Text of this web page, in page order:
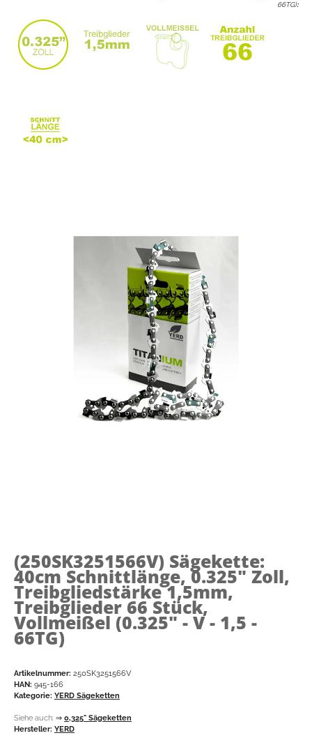
66TG):
(250SK3251566V) Sägekette:
40cm Schnittlänge, 0.325" Zoll,
Treibgliedstärke 1,5mm,
Treibglieder 66 Stück,
Vollmeißel (0.325" - V - 1,5 -
66TG)
Artikelnummer: 250SK3251566V
HAN: 945-166
Kategorie: YERD Sägeketten
Siehe auch: ⇒ 0,325" Sägeketten
Hersteller: YERD